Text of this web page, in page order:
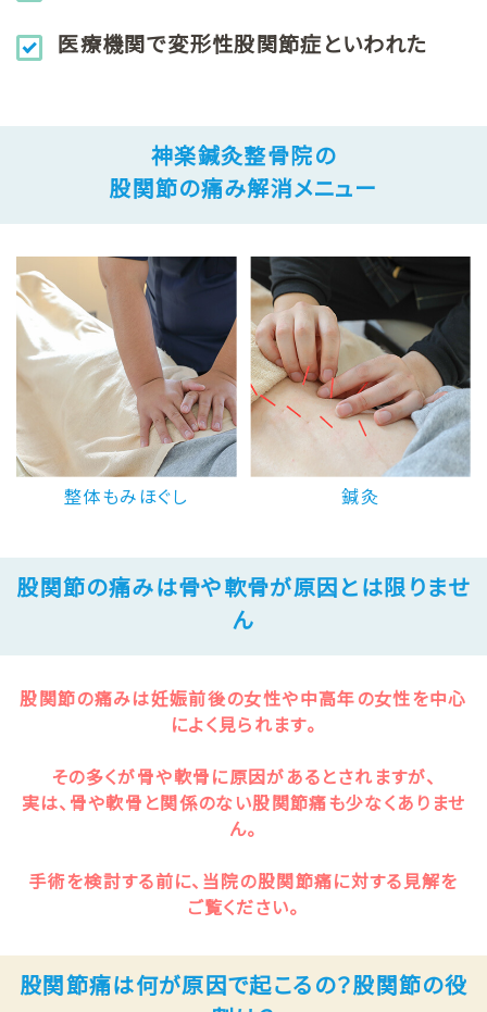
医療機関で変形性股関節症といわれた
神楽鍼灸整骨院の
股関節の痛み解消メニュー
整体もみほぐし 鍼灸
股関節の痛みは骨や軟骨が原因とは限りませ
ん
股関節の痛みは妊娠前後の女性や中高年の女性を中心
によく見られます。
その多くが骨や軟骨に原因があるとされますが、
実は、骨や軟骨と関係のない股関節痛も少なくありませ
ん。
手術を検討する前に、当院の股関節痛に対する見解を
ご覧ください。
股関節痛は何が原因で起こるの？股関節の役